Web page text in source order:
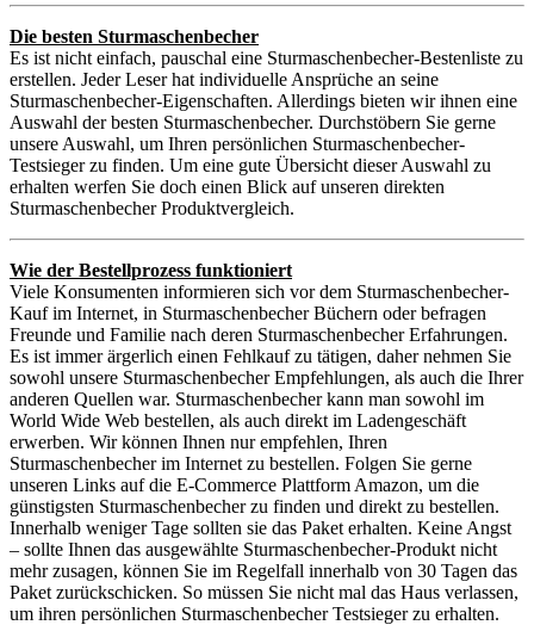
Die besten Sturmaschenbecher
Es ist nicht einfach, pauschal eine Sturmaschenbecher-Bestenliste zu
erstellen. Jeder Leser hat individuelle Ansprüche an seine
Sturmaschenbecher-Eigenschaften. Allerdings bieten wir ihnen eine
Auswahl der besten Sturmaschenbecher. Durchstöbern Sie gerne
unsere Auswahl, um Ihren persönlichen Sturmaschenbecher-
Testsieger zu finden. Um eine gute Übersicht dieser Auswahl zu
erhalten werfen Sie doch einen Blick auf unseren direkten
Sturmaschenbecher Produktvergleich.
Wie der Bestellprozess funktioniert
Viele Konsumenten informieren sich vor dem Sturmaschenbecher-
Kauf im Internet, in Sturmaschenbecher Büchern oder befragen
Freunde und Familie nach deren Sturmaschenbecher Erfahrungen.
Es ist immer ärgerlich einen Fehlkauf zu tätigen, daher nehmen Sie
sowohl unsere Sturmaschenbecher Empfehlungen, als auch die Ihrer
anderen Quellen war. Sturmaschenbecher kann man sowohl im
World Wide Web bestellen, als auch direkt im Ladengeschäft
erwerben. Wir können Ihnen nur empfehlen, Ihren
Sturmaschenbecher im Internet zu bestellen. Folgen Sie gerne
unseren Links auf die E-Commerce Plattform Amazon, um die
günstigsten Sturmaschenbecher zu finden und direkt zu bestellen.
Innerhalb weniger Tage sollten sie das Paket erhalten. Keine Angst
– sollte Ihnen das ausgewählte Sturmaschenbecher-Produkt nicht
mehr zusagen, können Sie im Regelfall innerhalb von 30 Tagen das
Paket zurückschicken. So müssen Sie nicht mal das Haus verlassen,
um ihren persönlichen Sturmaschenbecher Testsieger zu erhalten.